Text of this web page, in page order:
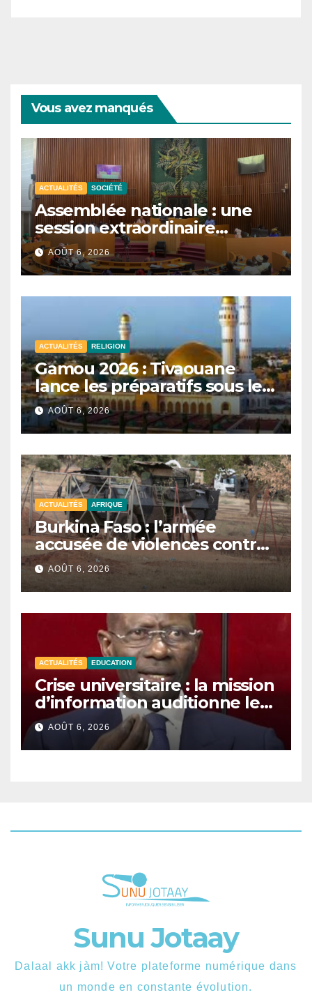
Vous avez manqués
ACTUALITÉS SOCIÉTÉ
Assemblée nationale : une
session extraordinaire
convoquée le 10 août avec
plusieurs commissions
d’enquête à l’ordre du jour.
AOÛT 6, 2026
ACTUALITÉS RELIGION
Gamou 2026 : Tivaouane
lance les préparatifs sous le
signe de l’unité et du Tawhid.
AOÛT 6, 2026
ACTUALITÉS AFRIQUE
Burkina Faso : l’armée
accusée de violences contre
des civils après une attaque
jihadiste.
AOÛT 6, 2026
ACTUALITÉS EDUCATION
Crise universitaire : la mission
d’information auditionne le
ministre Boubacar Camara.
AOÛT 6, 2026
Sunu Jotaay
Dalaal akk jàm! Votre plateforme numérique dans
un monde en constante évolution.